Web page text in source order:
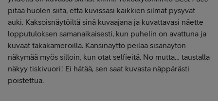
pitää huolen siitä, että kuvissasi kaikkien silmät pysyvät
auki. Kaksoisnäytöiltä sinä kuvaajana ja kuvattavasi näette
lopputuloksen samanaikaisesti, kun puhelin on avattuna ja
kuvaat takakameroilla. Kansinäyttö peilaa sisänäytön
näkymää myös silloin, kun otat selfieitä. No mutta… taustalla
näkyy tiskivuori! Ei hätää, sen saat kuvasta näppärästi
poistettua.